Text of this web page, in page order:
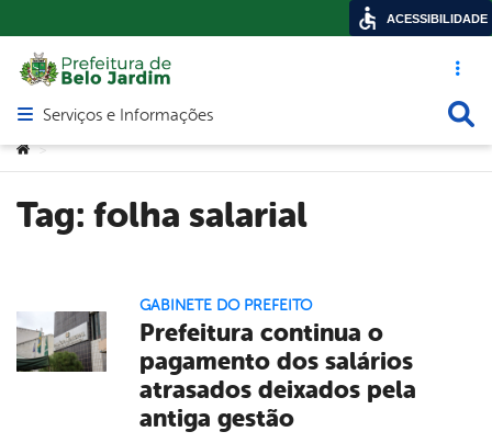
Acesso
Abrir menu principal de navegação
Serviços e Informações
Você está aqui:
>
Tag: folha salarial
GABINETE DO PREFEITO
Prefeitura continua o
pagamento dos salários
atrasados deixados pela
antiga gestão
ACESSIBILIDADE